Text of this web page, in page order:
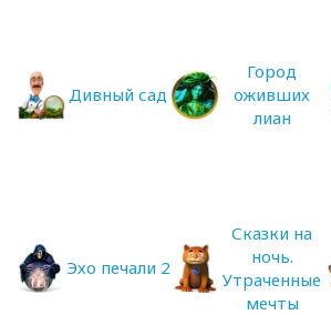
Дивный сад
Город
оживших
лиан
Эхо печали 2
Сказки на
ночь.
Утраченные
мечты